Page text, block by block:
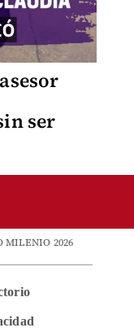
ser
MILENIO 2026